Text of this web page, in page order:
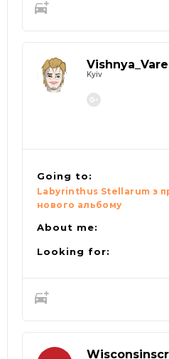
Kyiv
Going to:
Labyrinthus Stellarum з
нового альбому
About me:
Looking for: